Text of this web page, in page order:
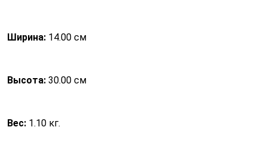
Ширина: 14.00 см
Высота: 30.00 см
Вес: 1.10 кг.